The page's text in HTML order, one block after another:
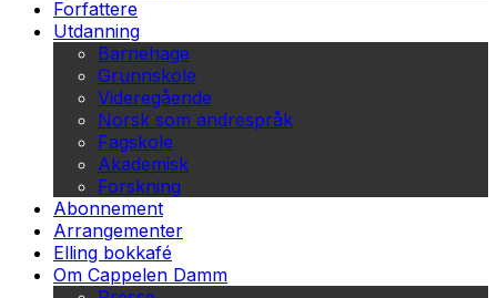
Forfattere
Utdanning
Barnehage
Grunnskole
Videregående
Norsk som andrespråk
Fagskole
Akademisk
Forskning
Abonnement
Arrangementer
Elling bokkafé
Om Cappelen Damm